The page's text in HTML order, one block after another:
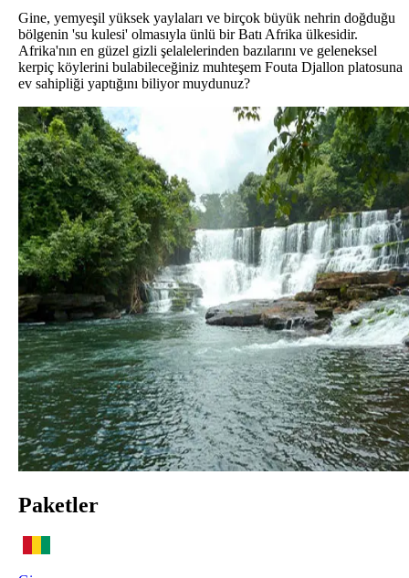
Gine, yemyeşil yüksek yaylaları ve birçok büyük nehrin doğduğu
bölgenin 'su kulesi' olmasıyla ünlü bir Batı Afrika ülkesidir.
Afrika'nın en güzel gizli şelalelerinden bazılarını ve geleneksel
kerpiç köylerini bulabileceğiniz muhteşem Fouta Djallon platosuna
ev sahipliği yaptığını biliyor muydunuz?
Paketler